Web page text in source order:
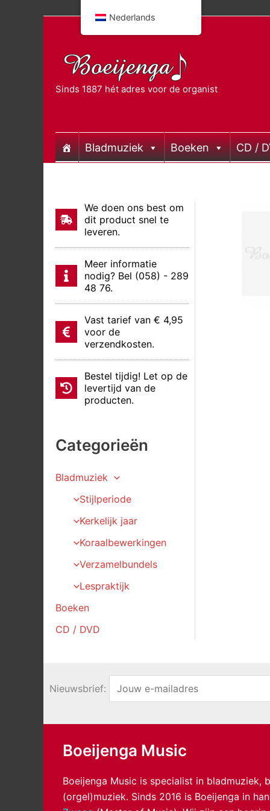
Sinds 1887 hét adres voor de organist
Bladmuziek Boeken CD /
We doen ons best om
dit product snel te
leveren.
Meer informatie
nodig? Bel (058) - 289
48 76.
Vast tarief van € 4,95
voor de
verzendkosten.
Bestel tijdig! Let op de
levertijd van de
producten.
Categorieën
Bladmuziek
Stijlperiode
Kerkelijk jaar
Koraalbewerkingen
Verzamelbundels
Lespraktijk
Boeken
CD / DVD
Nieuwsbrief:
Boeijenga Music
Boeijenga Music is specialist in bladmuziek,
(orgel)muziek. Sinds 2016 is Boeijenga in
Nederlands